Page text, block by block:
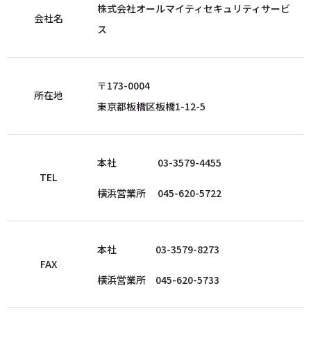
会社名
株式会社オールマイティセキュリティサービ
ス
所在地
〒173-0004
東京都板橋区板橋1-12-5
TEL
本社 03-3579-4455
横浜営業所 045-620-5722
FAX
本社 03-3579-8273
横浜営業所 045-620-5733